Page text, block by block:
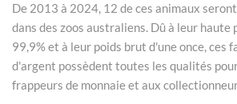
De 2013 à 2024, 12 de ces animaux
dans des zoos australiens. Dû à leur haute
99,9% et à leur poids brut d'une once, ces
d'argent possèdent toutes les qualités
frappeurs de monnaie et aux